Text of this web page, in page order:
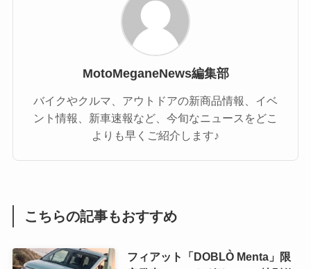
MotoMeganeNews編集部
バイクやクルマ、アウトドアの新商品情報、イベ
ント情報、新車速報など、今旬なニュースをどこ
よりも早くご紹介します♪
こちらの記事もおすすめ
フィアット「DOBLÒ Menta」限